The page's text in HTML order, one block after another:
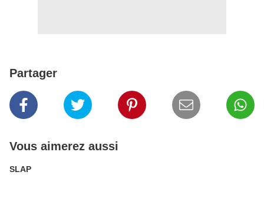
Partager
Vous aimerez aussi
SLAP